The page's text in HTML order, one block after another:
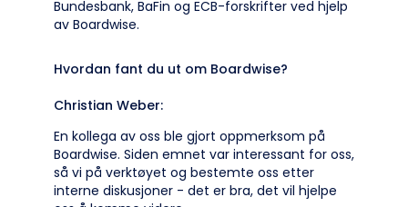
Bundesbank, BaFin og ECB-forskrifter ved hjelp
av Boardwise.
Hvordan fant du ut om Boardwise?
Christian Weber:
En kollega av oss ble gjort oppmerksom på
Boardwise. Siden emnet var interessant for oss,
så vi på verktøyet og bestemte oss etter
interne diskusjoner - det er bra, det vil hjelpe